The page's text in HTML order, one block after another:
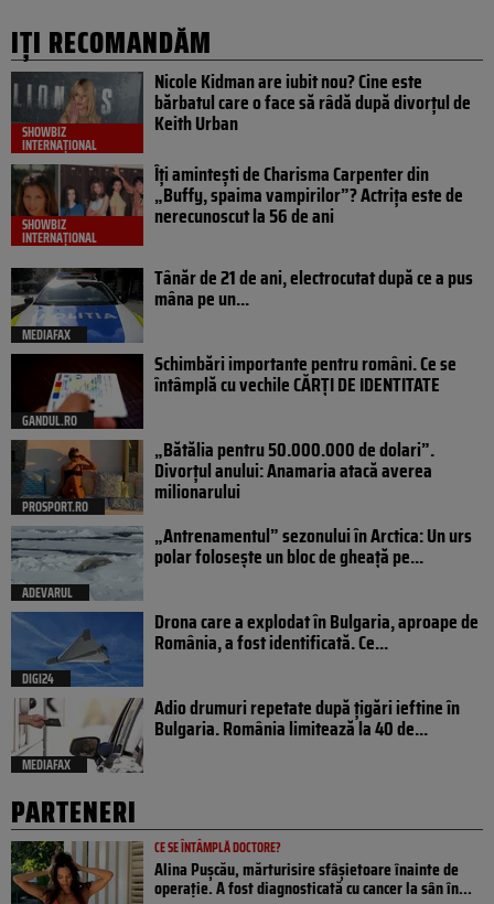
IȚI RECOMANDĂM
SHOWBIZ
INTERNAȚIONAL
Nicole Kidman are iubit nou? Cine este
bărbatul care o face să râdă după divorțul de
Keith Urban
SHOWBIZ
INTERNAȚIONAL
Îți amintești de Charisma Carpenter din
„Buffy, spaima vampirilor”? Actrița este de
nerecunoscut la 56 de ani
MEDIAFAX
Tânăr de 21 de ani, electrocutat după ce a pus
mâna pe un...
GANDUL.RO
Schimbări importante pentru români. Ce se
întâmplă cu vechile CĂRȚI DE IDENTITATE
PROSPORT.RO
„Bătălia pentru 50.000.000 de dolari”.
Divorțul anului: Anamaria atacă averea
milionarului
ADEVARUL
„Antrenamentul” sezonului în Arctica: Un urs
polar folosește un bloc de gheață pe...
DIGI24
Drona care a explodat în Bulgaria, aproape de
România, a fost identificată. Ce...
MEDIAFAX
Adio drumuri repetate după țigări ieftine în
Bulgaria. România limitează la 40 de...
PARTENERI
CE SE ÎNTÂMPLĂ DOCTORE?
Alina Pușcău, mărturisire sfâșietoare înainte de
operație. A fost diagnosticată cu cancer la sân în...